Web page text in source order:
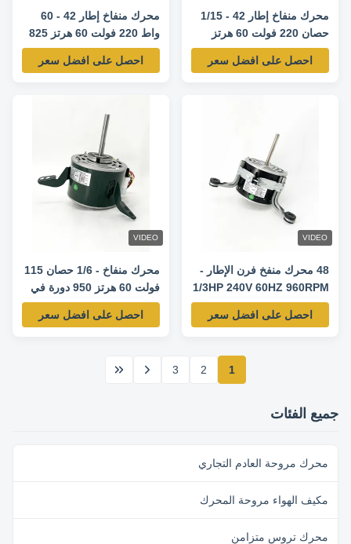
محرك منفاخ إطار 42 - 1/15
حصان 220 فولت 60 هرتز
825 دورة في الدقيقة/3
سرعات
احصل على افضل سعر
محرك منفاخ إطار 42 - 60
واط 220 فولت 60 هرتز 825
دورة في الدقيقة / 3 سرعات
احصل على افضل سعر
VIDEO
48 محرك منفخ فرن الإطار -
1/3HP 240V 60HZ 960RPM
/ 4SPD -
5KCP39EGT057AS محرك
احصل على افضل سعر
VIDEO
محرك منفاخ - 1/6 حصان 115
فولت 60 هرتز 950 دورة في
الدقيقة/5 سرعات
احصل على افضل سعر
1
2
3
جميع الفئات
محرك مروحة العادم التجاري
مكيف الهواء مروحة المحرك
محرك تروس متزامن